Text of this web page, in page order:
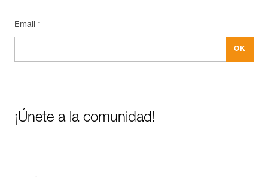
Email *
¡Únete a la comunidad!